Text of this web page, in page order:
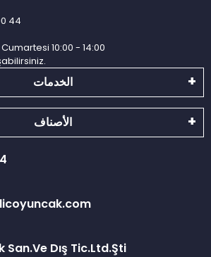
44
10:00 - 14:00
الخدمات
الأصناف
San.Ve Dış Tic.Ltd.Şti